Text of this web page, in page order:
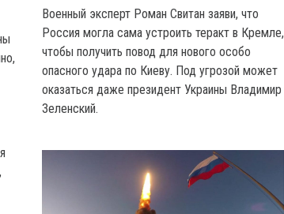
Военный эксперт Роман Свитан заяви, что
Россия могла сама устроить теракт в Кремле,
чтобы получить повод для нового особо
опасного удара по Киеву. Под угрозой может
оказаться даже президент Украины Владимир
Зеленский.